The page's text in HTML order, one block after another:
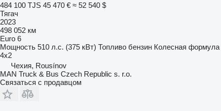
484 100 TJS 45 470 € ≈ 52 540 $
Тягач
2023
498 052 км
Euro 6
Мощность 510 л.с. (375 кВт) Топливо бензин Колесная формула
4x2
Чехия, Rousínov
MAN Truck & Bus Czech Republic s. r.o.
Связаться с продавцом